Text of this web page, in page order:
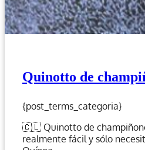
Quinotto de
{post_terms_categoria}
🇨🇱 Quinotto de
realmente fácil y sólo